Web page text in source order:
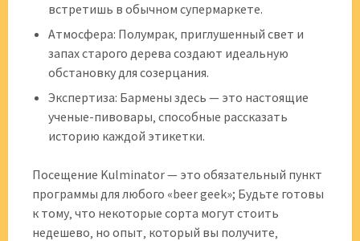
встретишь в обычном супермаркете.
Атмосфера: Полумрак‚ приглушенный свет и
запах старого дерева создают идеальную
обстановку для созерцания.
Экспертиза: Бармены здесь — это настоящие
ученые-пивовары‚ способные рассказать
историю каждой этикетки.
Посещение Kulminator — это обязательный пункт
программы для любого «beer geek»; Будьте готовы
к тому‚ что некоторые сорта могут стоить
недешево‚ но опыт‚ который вы получите‚